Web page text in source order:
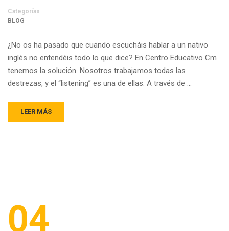
Categorías
BLOG
¿No os ha pasado que cuando escucháis hablar a un nativo
inglés no entendéis todo lo que dice? En Centro Educativo Cm
tenemos la solución. Nosotros trabajamos todas las
destrezas, y el “listening” es una de ellas. A través de …
LEER MÁS
04